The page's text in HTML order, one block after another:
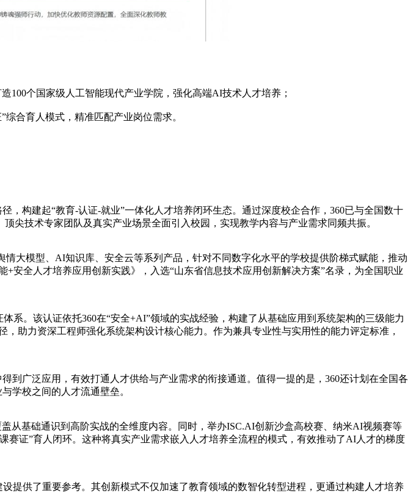
100个国家级人工智能现代产业学院，强化高端AI技术人才培养；
合育人模式，精准匹配产业岗位需求。
构建起“教育-认证-就业”一体化人才培养闭环生态。通过深度校企合作，360已与全国数十
尖技术专家团队及真实产业场景全面引入校园，实现教学内容与产业需求同频共振。
大模型、AI知识库、安全云等系列产品，针对不同数字化水平的学校提供阶梯式赋能，推动
安全人才培养应用创新实践》，入选“山东省信息技术应用创新解决方案”名录，为全国职业
系。该认证依托360在“安全+AI”领域的实战经验，构建了从基础应用到系统架构的三级能力
助力资深工程师强化系统架构设计核心能力。作为兼具专业性与实用性的能力评定标准，
到广泛应用，有效打通人才供给与产业需求的衔接通道。值得一提的是，360还计划在全国各
学校之间的人才流通壁垒。
从基础通识到高阶实战的全维度内容。同时，举办ISC.AI创新沙盒高校赛、纳米AI视频赛等
赛证”育人闭环。这种将真实产业需求嵌入人才培养全流程的模式，有效推动了AI人才的梯度
提供了重要参考。其创新模式不仅加速了教育领域的数智化转型进程，更通过构建人才培养